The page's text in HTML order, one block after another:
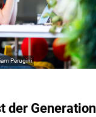
Perugini
der